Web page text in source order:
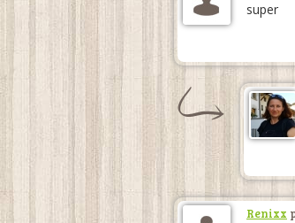
super
Renixx